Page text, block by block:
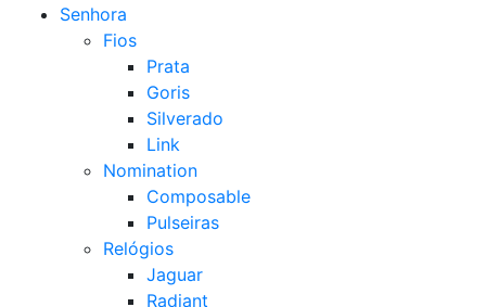
Senhora
Fios
Prata
Goris
Silverado
Link
Nomination
Composable
Pulseiras
Relógios
Jaguar
Radiant